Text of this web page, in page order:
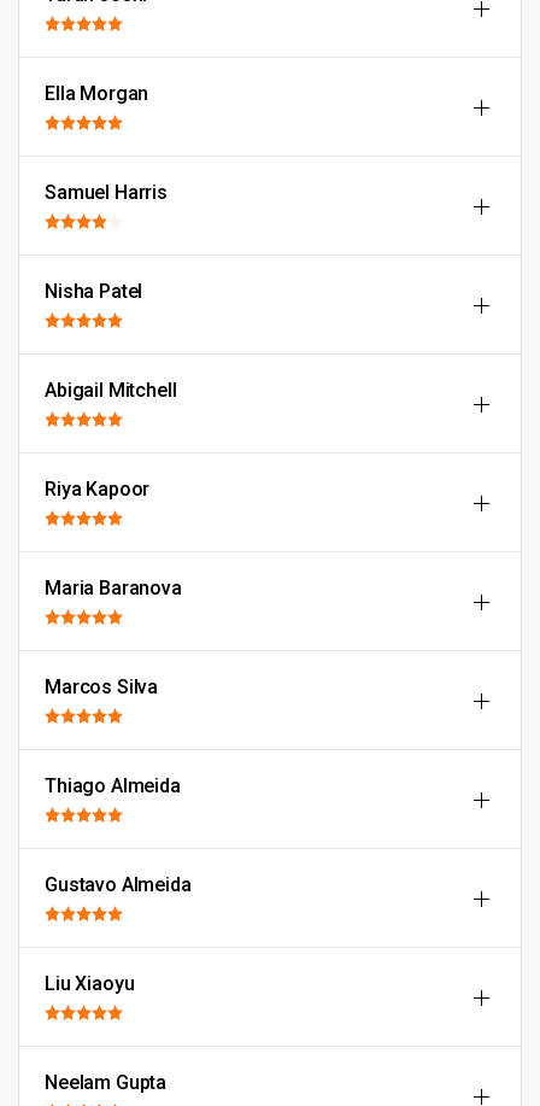
Ella Morgan
Samuel Harris
Nisha Patel
Abigail Mitchell
Riya Kapoor
Maria Baranova
Marcos Silva
Thiago Almeida
Gustavo Almeida
Liu Xiaoyu
Neelam Gupta